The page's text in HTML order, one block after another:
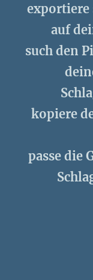
exportiere
auf
such den
kopiere
passe die